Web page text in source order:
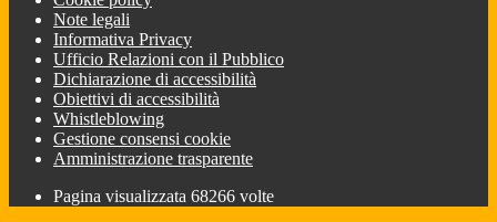
Note legali
Informativa Privacy
Ufficio Relazioni con il Pubblico
Dichiarazione di accessibilità
Obiettivi di accessibilità
Whistleblowing
Gestione consensi cookie
Amministrazione trasparente
Pagina visualizzata 68266 volte